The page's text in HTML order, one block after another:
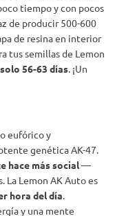
tiempo y con pocos
de producir 500-600
de resina en interior
tus semillas de Lemon
56-63 días . ¡Un
eufórico y
genética AK-47.
hace más social—
La Lemon AK Auto es
hora del día
y una mente